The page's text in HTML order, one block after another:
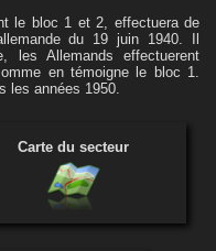
le bloc 1 et 2, effectuera de
du 19 juin 1940. Il
les Allemands effectuerent
en témoigne le bloc 1.
les années 1950.
Carte du secteur